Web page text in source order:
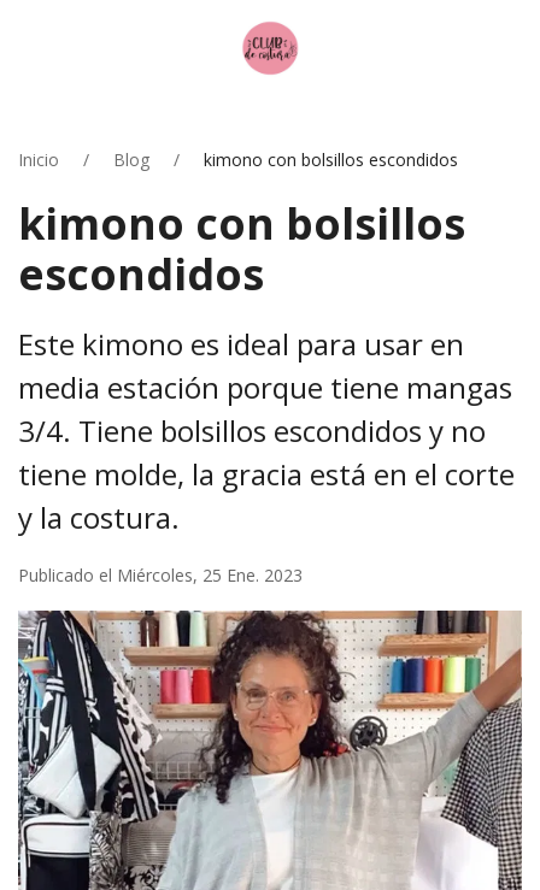
Inicio Blog kimono con bolsillos escondidos
kimono con bolsillos
escondidos
Este kimono es ideal para usar en
media estación porque tiene mangas
3/4. Tiene bolsillos escondidos y no
tiene molde, la gracia está en el corte
y la costura.
Publicado el Miércoles, 25 Ene. 2023